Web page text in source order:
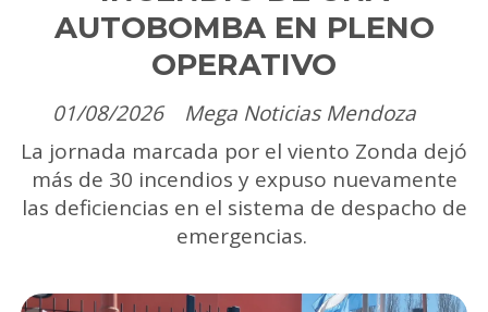
AUTOBOMBA EN PLENO
OPERATIVO
Mega Noticias Mendoza
01/08/2026
La jornada marcada por el viento Zonda dejó
más de 30 incendios y expuso nuevamente
las deficiencias en el sistema de despacho de
emergencias.